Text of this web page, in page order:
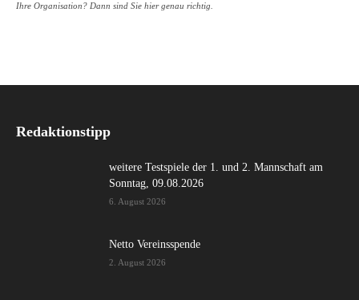
Ihre Organisation? Dann sind Sie hier genau richtig.
Redaktionstipp
weitere Testspiele der 1. und 2. Mannschaft am
Sonntag, 09.08.2026
6. August 2026
Netto Vereinsspende
2. August 2026